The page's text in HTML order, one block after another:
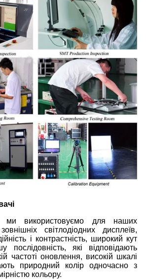
ми використовуємо для наших
світлодіодних дисплеїв,
і контрастність, широкий кут
послідовність, які відповідають
частоті оновлення, високій шкалі
природний колір одночасно з
кольору.